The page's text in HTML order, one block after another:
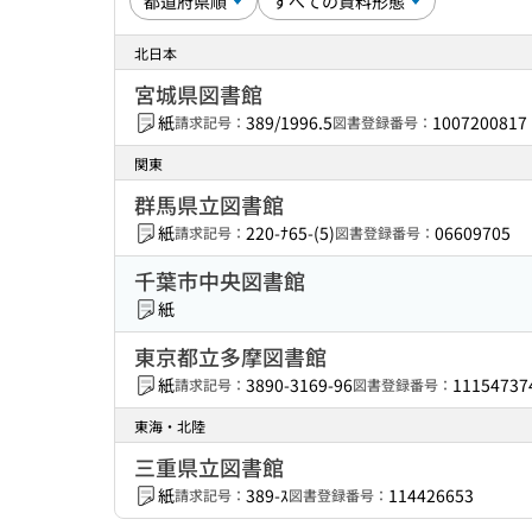
北日本
宮城県図書館
紙請求記号： 389/1996.5図書登録番号： 1007200817
関東
群馬県立図書館
紙請求記号： 220-ﾅ65-(5)図書登録番号： 06609705
千葉市中央図書館
紙
東京都立多摩図書館
紙請求記号： 3890-3169-96図書登録番号：
東海・北陸
三重県立図書館
紙請求記号： 389-ｽ図書登録番号： 114426653